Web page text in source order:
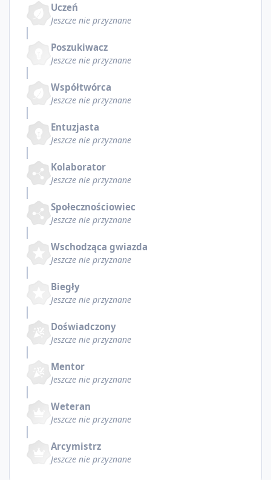
Uczeń
Jeszcze nie przyznane
Poszukiwacz
Jeszcze nie przyznane
Współtwórca
Jeszcze nie przyznane
Entuzjasta
Jeszcze nie przyznane
Kolaborator
Jeszcze nie przyznane
Społecznościowiec
Jeszcze nie przyznane
Wschodząca gwiazda
Jeszcze nie przyznane
Biegły
Jeszcze nie przyznane
Doświadczony
Jeszcze nie przyznane
Mentor
Jeszcze nie przyznane
Weteran
Jeszcze nie przyznane
Arcymistrz
Jeszcze nie przyznane